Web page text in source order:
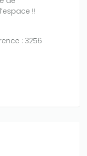
!!
: 3256